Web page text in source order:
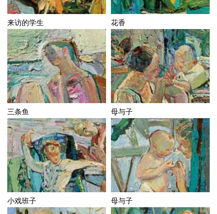
来访的学生 花香
三条鱼 母与子
小戏班子 母与子